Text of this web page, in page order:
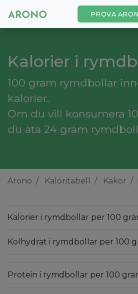
PROVA
Kalorier i
100 gram rymdbollar
kalorier.
Om du vill konsumera
du äta 24 gram
Arono Kaloritabell Kakor
Kalorier i rymdbollar per 100
Kolhydrat i rymdbollar per 100
Protein i rymdbollar per 100